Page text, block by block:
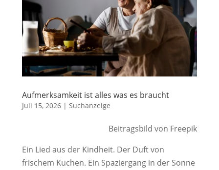
Aufmerksamkeit ist alles was es braucht
Juli 15, 2026| Suchanzeige
Beitragsbild von Freepik
Ein Lied aus der Kindheit. Der Duft von
frischem Kuchen. Ein Spaziergang in der Sonne